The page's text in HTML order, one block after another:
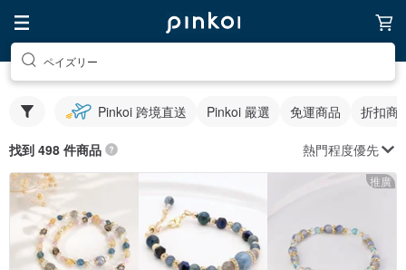
ペイズリー
Pinkoi 跨境直送 Pinkoi 嚴選 免運商品 折扣商
找到 498 件商品 熱門程度優先
推廣